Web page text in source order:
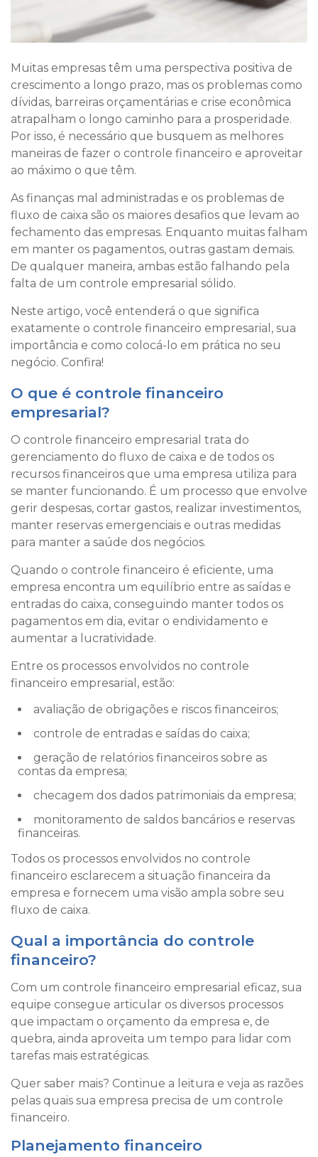
Muitas empresas têm uma perspectiva positiva de
crescimento a longo prazo, mas os problemas como
dívidas, barreiras orçamentárias e crise econômica
atrapalham o longo caminho para a prosperidade.
Por isso, é necessário que busquem as melhores
maneiras de fazer o controle financeiro e aproveitar
ao máximo o que têm.
As finanças mal administradas e os problemas de
fluxo de caixa são os maiores desafios que levam ao
fechamento das empresas. Enquanto muitas falham
em manter os pagamentos, outras gastam demais.
De qualquer maneira, ambas estão falhando pela
falta de um controle empresarial sólido.
Neste artigo, você entenderá o que significa
exatamente o controle financeiro empresarial, sua
importância e como colocá-lo em prática no seu
negócio. Confira!
O que é controle financeiro
empresarial?
O controle financeiro empresarial trata do
gerenciamento do fluxo de caixa e de todos os
recursos financeiros que uma empresa utiliza para
se manter funcionando. É um processo que envolve
gerir despesas, cortar gastos, realizar investimentos,
manter reservas emergenciais e outras medidas
para manter a saúde dos negócios.
Quando o controle financeiro é eficiente, uma
empresa encontra um equilíbrio entre as saídas e
entradas do caixa, conseguindo manter todos os
pagamentos em dia, evitar o endividamento e
aumentar a lucratividade.
Entre os processos envolvidos no controle
financeiro empresarial, estão:
avaliação de obrigações e riscos financeiros;
controle de entradas e saídas do caixa;
geração de relatórios financeiros sobre as
contas da empresa;
checagem dos dados patrimoniais da empresa;
monitoramento de saldos bancários e reservas
financeiras.
Todos os processos envolvidos no controle
financeiro esclarecem a situação financeira da
empresa e fornecem uma visão ampla sobre seu
fluxo de caixa.
Qual a importância do controle
financeiro?
Com um controle financeiro empresarial eficaz, sua
equipe consegue articular os diversos processos
que impactam o orçamento da empresa e, de
quebra, ainda aproveita um tempo para lidar com
tarefas mais estratégicas.
Quer saber mais? Continue a leitura e veja as razões
pelas quais sua empresa precisa de um controle
financeiro.
Planejamento financeiro